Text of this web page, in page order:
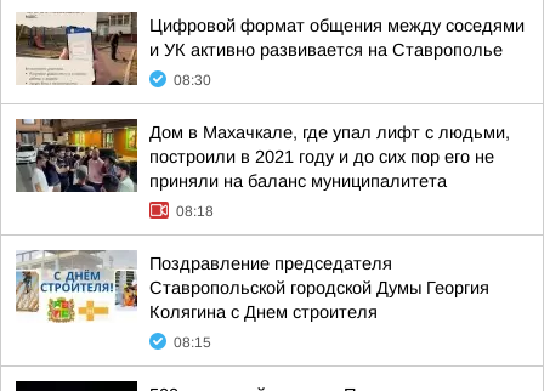
Цифровой формат общения между соседями
и УК активно развивается на Ставрополье
08:30
Дом в Махачкале, где упал лифт с людьми,
построили в 2021 году и до сих пор его не
приняли на баланс муниципалитета
08:18
Поздравление председателя
Ставропольской городской Думы Георгия
Колягина с Днем строителя
08:15